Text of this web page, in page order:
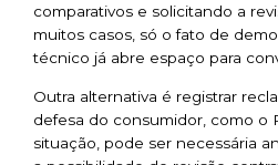
comparativos e solicitando a
muitos casos, só o fato de
técnico já abre espaço para
Outra alternativa é registrar
defesa do consumidor, como o
situação, pode ser necessária